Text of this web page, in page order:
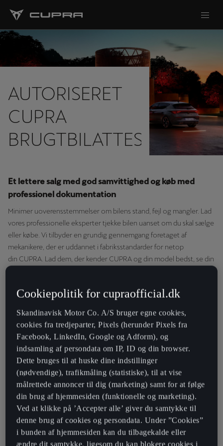
AUTORISERET
CUPRA
BRUGTBILATTEST
Et lettere salg med god samvittighed og køb med
professionel dokumentation
Minimer uoverensstemmelser om bilens stand, fejl og mangler. Lad
vores professionelle eksperter tjekke bilen uanset om du skal sælge
eller købe. Vi tilbyder en grundig gennemgang foretaget af
mekanikere, der er uddannet i fabriksstandarder for netop
din CUPRA. Lad dem, der kender CUPRA og din model bedst, se din
Se eksempel på en Autoriseret CUPRA Brugtbilattest
Book tid til Autoriseret CUPRA Brugtbilattest
Vi tjekker din bil på 250 punkter. Efter endt inspektion udleveres en
rapport med kommentarer og dokumentation, som vi gennemgår
sammen.​
Din bil bliver gennemgået efter fabriksstandarder. Vi tjekker for
tilgængelige aktioner (fabrikskampagner, der omhandler din
sikkerhed eller din bils i overensstemmelse med love og regler). Vi
tjekker det, der skal tjekkes og har ikke interesse i at finde flere eller
færre mangler – kun det, der er væsentligt jf. fabrikkens forskrifter
angives i Autoriseret CUPRA Brugtbilattest.​
Cookiepolitik for cupraofficial.dk
Skandinavisk Motor Co. A/S bruger egne cookies,
cookies fra tredjeparter, Pixels (herunder Pixels fra
Facebook, LinkedIn, Google og Adform), og
indsamling af persondata om IP, ID og din browser.
Dette bruges til at huske dine indstillinger
(nødvendige), trafikmåling (statistiske), til at vise
målrettede annoncer til dig (marketing) samt for at følge
din brug af hjemmesiden (funktionelle og marketing).
Ved at klikke på ’Accepter alle’ giver du samtykke til
denne brug af cookies og persondata. Under ”Cookies”
i bunden af hjemmesiden kan du tilbagekalde eller
ændre dit samtykke, ligesom du kan blokere cookies i